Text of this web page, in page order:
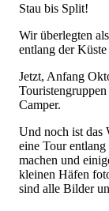
Stau bis Split!
Wir überlegten
entlang der
Jetzt, Anfang
Camper.
Und noch ist das
eine Tour
machen und
kleinen Häfen
sind alle Bilder